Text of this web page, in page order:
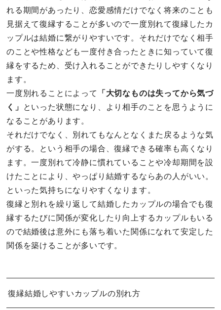
れる期間があったり、恋愛感情だけでなく将来のことも
見据えて復縁することが多いので一度別れて復縁したカ
ップルは結婚に繋がりやすいです。それだけでなく相手
のことや性格なども一度付き合ったときに知っていて復
縁をするため、受け入れることができたりしやすくなり
ます。
一度別れることによって
「大切なものは失ってから気づ
く」 といった状態になり、より相手のことを思うように
なることがあります。
それだけでなく、別れてもなんとなくまた戻るような気
がする。という相手の場合、復縁できる確率も高くなり
ます。一度別れて冷静に慣れていることや冷却期間を設
けたことにより、やっぱり結婚するならあの人がいい。
といった気持ちになりやすくなります。
復縁と別れを繰り返して結婚したカップルの場合でも復
縁するたびに関係が変化したり向上するカップルもいる
ので結婚後は意外にも落ち着いた関係になれて安定した
関係を築けることが多いです。
復縁結婚しやすいカップルの別れ方